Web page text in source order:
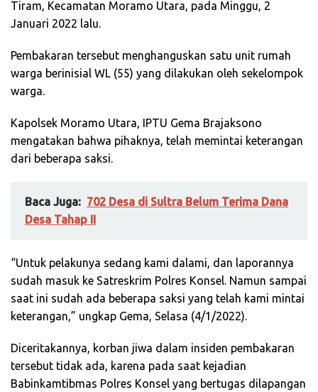
Tiram, Kecamatan Moramo Utara, pada Minggu, 2
Januari 2022 lalu.
Pembakaran tersebut menghanguskan satu unit rumah
warga berinisial WL (55) yang dilakukan oleh sekelompok
warga.
Kapolsek Moramo Utara, IPTU Gema Brajaksono
mengatakan bahwa pihaknya, telah memintai keterangan
dari beberapa saksi.
Baca Juga: 702 Desa di Sultra Belum Terima Dana
Desa Tahap II
“Untuk pelakunya sedang kami dalami, dan laporannya
sudah masuk ke Satreskrim Polres Konsel. Namun sampai
saat ini sudah ada beberapa saksi yang telah kami mintai
keterangan,” ungkap Gema, Selasa (4/1/2022).
Diceritakannya, korban jiwa dalam insiden pembakaran
tersebut tidak ada, karena pada saat kejadian
Babinkamtibmas Polres Konsel yang bertugas dilapangan